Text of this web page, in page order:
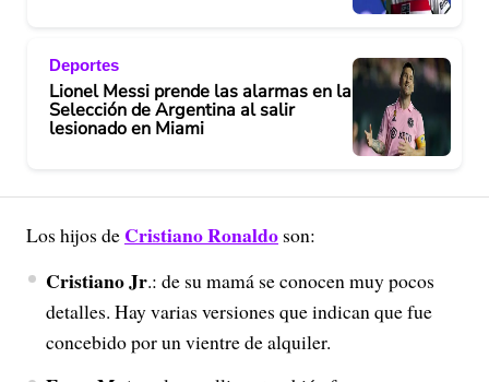
Deportes
Lionel Messi prende las alarmas en la
Selección de Argentina al salir
lesionado en Miami
Los hijos de Cristiano Ronaldo son:
Cristiano Jr.: de su mamá se conocen muy pocos
detalles. Hay varias versiones que indican que fue
concebido por un vientre de alquiler.